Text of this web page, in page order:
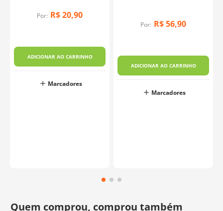
Por: R$20,90
ADICIONAR AO CARRINHO
Marcadores
Por: R$56,90
ADICIONAR AO CARRINHO
Marcadores